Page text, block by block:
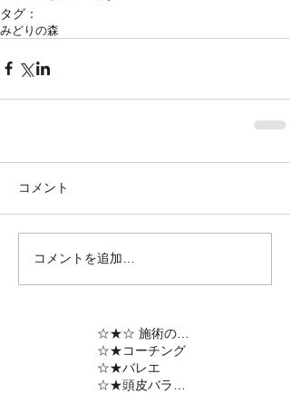
タグ：
みどりの森
コメント
コメントを追加…
☆★コーチング
☆★バレエ